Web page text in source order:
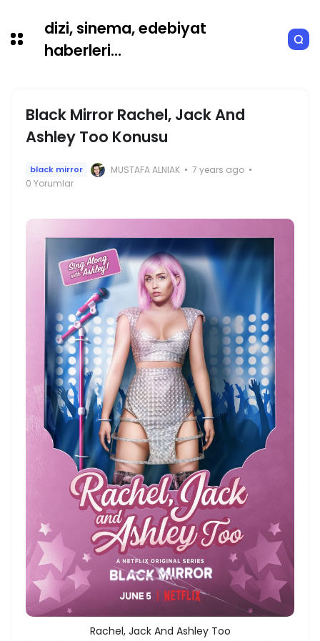
dizi, sinema, edebiyat
haberleri...
Black Mirror Rachel, Jack And
Ashley Too Konusu
black mirror MUSTAFA ALNIAK
7 years ago
0 Yorumlar
Rachel, Jack And Ashley Too